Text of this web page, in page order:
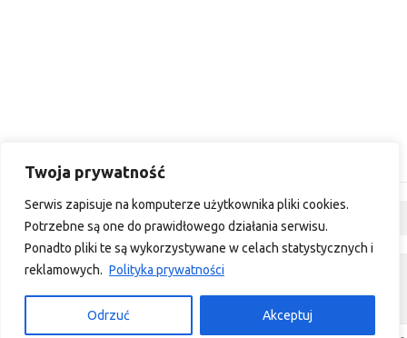
Twoja prywatność
Serwis zapisuje na komputerze użytkownika pliki cookies.
Potrzebne są one do prawidłowego działania serwisu.
Ponadto pliki te są wykorzystywane w celach statystycznych i
reklamowych. Polityka prywatności
Odrzuć Akceptuj
Dyskusja